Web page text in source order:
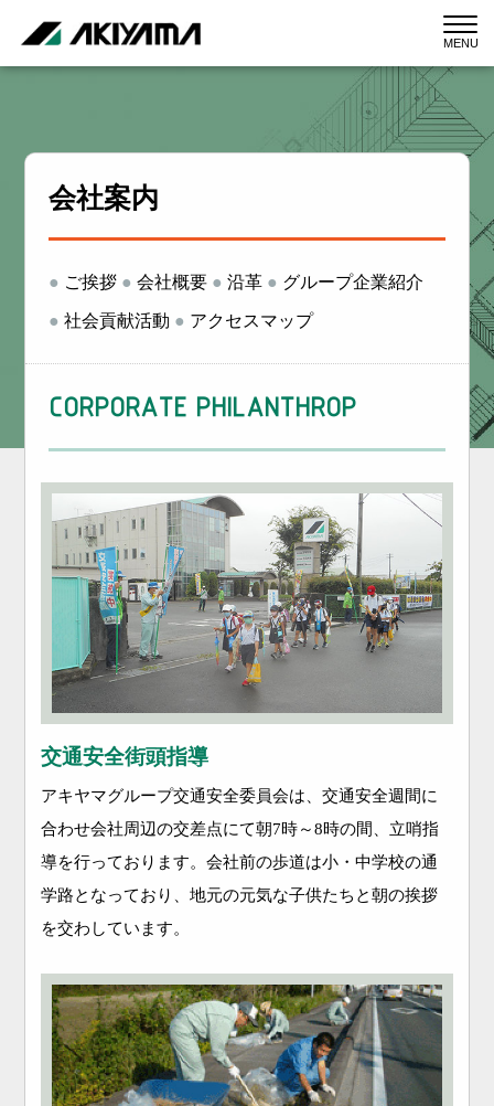
会社案内
● ご挨拶 ●会社概要 ●沿革 ● グループ企業紹介
●社会貢献活動 ● アクセスマップ
CORPORATE PHILANTHROP
交通安全街頭指導
アキヤマグループ交通安全委員会は、交通安全週間に
合わせ会社周辺の交差点にて朝7時～8時の間、立哨指
導を行っております。会社前の歩道は小・中学校の通
学路となっており、地元の元気な子供たちと朝の挨拶
を交わしています。
MENU